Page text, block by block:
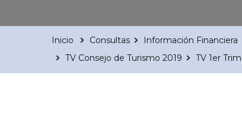
Inicio Consultas Información Financiera
TV Consejo de Turismo 2019
TV 1er